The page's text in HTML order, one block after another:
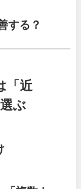
する？
「近
ぶ